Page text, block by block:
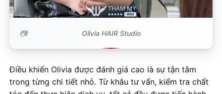
Olivia HAIR Studio
Điều khiến Olivia được đánh giá cao là sự tận tâm
trong từng chi tiết nhỏ. Từ khâu tư vấn, kiểm tra chất